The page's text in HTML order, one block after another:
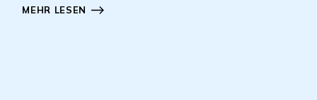
MEHR LESEN